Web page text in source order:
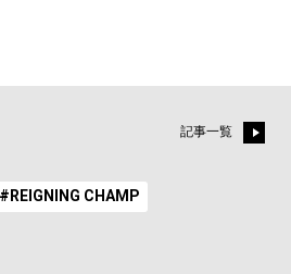
記事一覧
#REIGNING CHAMP